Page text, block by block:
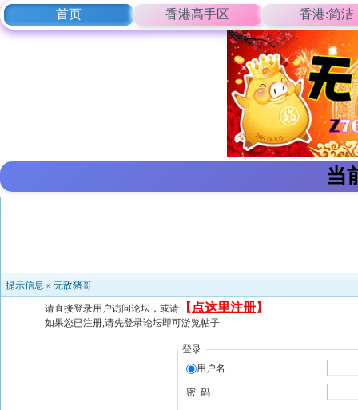
首页 香港高手区 香港:简洁
当
提示信息 » 无敌猪哥
请直接登录用户访问论坛，或请 【 点这里注册】
如果您已注册,请先登录论坛即可游览帖子
登录
用户名
密 码